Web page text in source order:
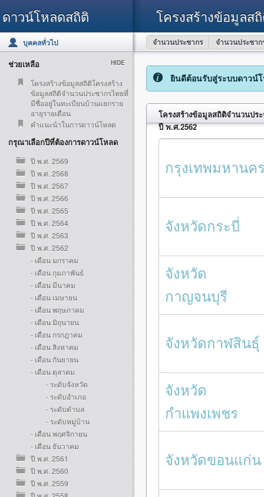
ดาวน์โหลดสถิติ โครงสร้างข้อมูลส
บุคคลทั่วไป จำนวนประชากร จำนวนประชาก
ช่วยเหลือ HIDE
โครงสร้างข้อมูลสถิติโครงสร้าง
ข้อมูลสถิติจำนวนประชากรไทยที่
มีชื่ออยู่ในทะเบียนบ้านแยกราย
อายุรายเดือน
คำแนะนำในการดาวน์โหลด
กรุณาเลือกปีที่ต้องการดาวน์โหลด
ปี พ.ศ. 2569
ปี พ.ศ. 2568
ปี พ.ศ. 2567
ปี พ.ศ. 2566
ปี พ.ศ. 2565
ปี พ.ศ. 2564
ปี พ.ศ. 2563
ปี พ.ศ. 2562
- เดือน มกราคม
- เดือน กุมภาพันธ์
- เดือน มีนาคม
- เดือน เมษายน
- เดือน พฤษภาคม
- เดือน มิถุนายน
- เดือน กรกฎาคม
- เดือน สิงหาคม
- เดือน กันยายน
- เดือน ตุลาคม
- ระดับจังหวัด
- ระดับอำเภอ
- ระดับตำบล
- ระดับหมู่บ้าน
- เดือน พฤศจิกายน
- เดือน ธันวาคม
ปี พ.ศ. 2561
ปี พ.ศ. 2560
ปี พ.ศ. 2559
ยินดีต้อนรับสู่ระบบดาวน์
โครงสร้างข้อมูลสถิติจำนวนปร
ปี พ.ศ.2562
กรุงเทพมหานค
จังหวัดกระบี่
จังหวัด
กาญจนบุรี
จังหวัดกาฬสินธุ์
จังหวัด
กำแพงเพชร
จังหวัดขอนแก่น